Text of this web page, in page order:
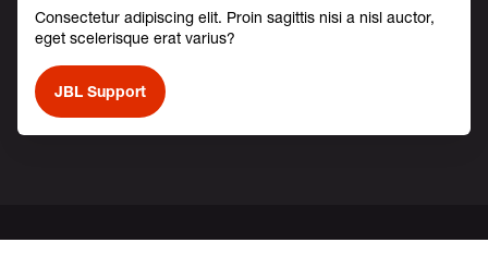
Consectetur adipiscing elit. Proin sagittis nisi a nisl auctor,
eget scelerisque erat varius?
JBL Support